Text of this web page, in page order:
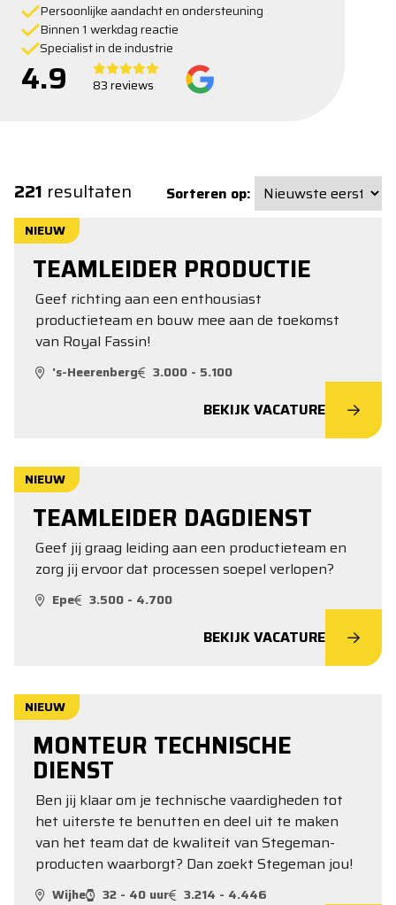
Persoonlijke aandacht en ondersteuning
Binnen 1 werkdag reactie
Specialist in de industrie
4.9 83 reviews
221 resultaten Sorteren op:
NIEUW
TEAMLEIDER PRODUCTIE
Geef richting aan een enthousiast
productieteam en bouw mee aan de toekomst
van Royal Fassin!
's-Heerenberg 3.000 - 5.100
BEKIJK VACATURE
NIEUW
TEAMLEIDER DAGDIENST
Geef jij graag leiding aan een productieteam en
zorg jij ervoor dat processen soepel verlopen?
Epe 3.500 - 4.700
BEKIJK VACATURE
NIEUW
MONTEUR TECHNISCHE
DIENST
Ben jij klaar om je technische vaardigheden tot
het uiterste te benutten en deel uit te maken
van het team dat de kwaliteit van Stegeman-
producten waarborgt? Dan zoekt Stegeman jou!
Wijhe 32 - 40 uur 3.214 - 4.446